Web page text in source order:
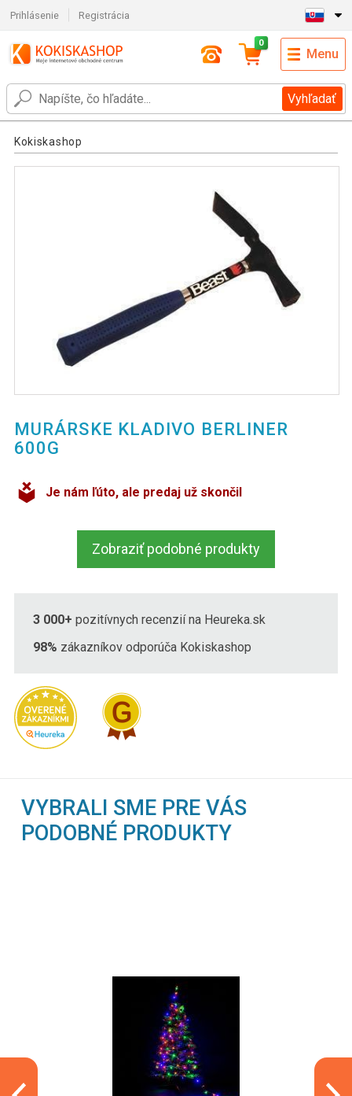
Prihlásenie Registrácia
Vyhľadať
0
Menu
Kokiskashop
MURÁRSKE KLADIVO BERLINER
600G
Je nám ľúto, ale predaj už skončil
Zobraziť podobné produkty
3 000+ pozitívnych recenzií na Heureka.sk
98% zákazníkov odporúča Kokiskashop
VYBRALI SME PRE VÁS
PODOBNÉ PRODUKTY